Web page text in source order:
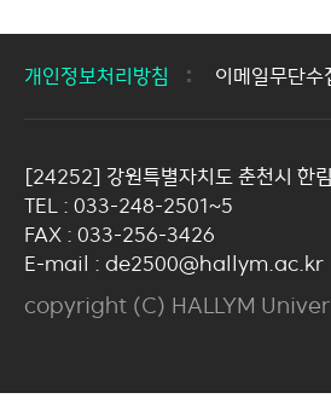
개인정보처리방침 이메일무단수
[24252] 강원특별자치도 춘천시 한
TEL : 033-248-2501~5
FAX : 033-256-3426
E-mail : de2500@hallym.ac.kr
copyright (C) HALLYM